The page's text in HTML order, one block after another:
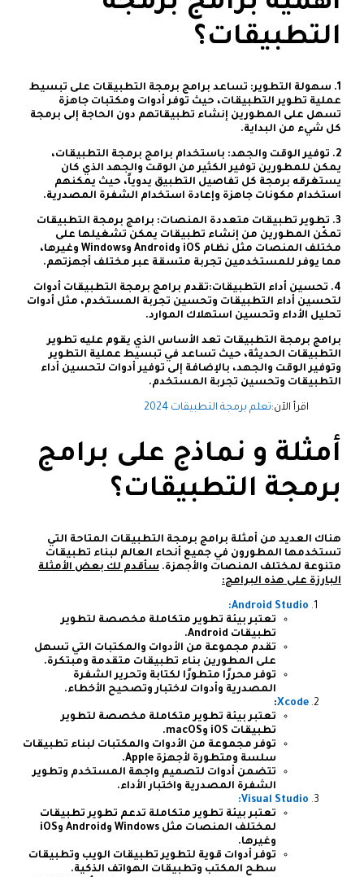
التطبيقات؟
1. سهولة التطوير: تساعد برامج برمجة التطبيقات على تبسيط
عملية تطوير التطبيقات، حيث توفر أدوات ومكتبات جاهزة
تسهل على المطورين إنشاء تطبيقاتهم دون الحاجة إلى برمجة
كل شيء من البداية.
2. توفير الوقت والجهد: باستخدام برامج برمجة التطبيقات،
يمكن للمطورين توفير الكثير من الوقت والجهد الذي كان
يستغرقه برمجة كل تفاصيل التطبيق يدوياً، حيث يمكنهم
استخدام مكونات جاهزة وإعادة استخدام الشفرة المصدرية.
3. تطوير تطبيقات متعددة المنصات: برامج برمجة التطبيقات
تمكّن المطورين من إنشاء تطبيقات يمكن تشغيلها على
مختلف المنصات مثل نظام iOS وAndroid وWindows وغيرها،
مما يوفر للمستخدمين تجربة متسقة عبر مختلف أجهزتهم.
4. تحسين أداء التطبيقات:تقدم برامج برمجة التطبيقات أدوات
لتحسين أداء التطبيقات وتحسين تجربة المستخدم، مثل أدوات
تحليل الأداء وتحسين استهلاك الموارد.
برامج برمجة التطبيقات تعد الأساس الذي يقوم عليه تطوير
التطبيقات الحديثة، حيث تساعد في تبسيط عملية التطوير
وتوفير الوقت والجهد، بالإضافة إلى توفير أدوات لتحسين أداء
التطبيقات وتحسين تجربة المستخدم.
اقرأ الآن:تعلم برمجة التطبيقات 2024
أمثلة و نماذج على برامج
برمجة التطبيقات؟
هناك العديد من أمثلة برامج برمجة التطبيقات المتاحة التي
تستخدمها المطورون في جميع أنحاء العالم لبناء تطبيقات
متنوعة لمختلف المنصات والأجهزة. سأقدم لك بعض الأمثلة
البارزة على هذه البرامج:
Android Studio:
تعتبر بيئة تطوير متكاملة مخصصة لتطوير
تطبيقات Android.
تقدم مجموعة من الأدوات والمكتبات التي تسهل
على المطورين بناء تطبيقات متقدمة ومبتكرة.
توفر محررًا متطورًا لكتابة وتحرير الشفرة
المصدرية وأدوات لاختبار وتصحيح الأخطاء.
Xcode
:
تعتبر بيئة تطوير متكاملة مخصصة لتطوير
تطبيقات iOS وmacOS.
توفر مجموعة من الأدوات والمكتبات لبناء تطبيقات
سلسة ومتطورة لأجهزة Apple.
تتضمن أدوات لتصميم واجهة المستخدم وتطوير
الشفرة المصدرية واختبار الأداء.
Visual Studio:
تعتبر بيئة تطوير متكاملة تدعم تطوير تطبيقات
لمختلف المنصات مثل Windows وAndroid وiOS
وغيرها.
توفر أدوات قوية لتطوير تطبيقات الويب وتطبيقات
سطح المكتب وتطبيقات الهواتف الذكية.